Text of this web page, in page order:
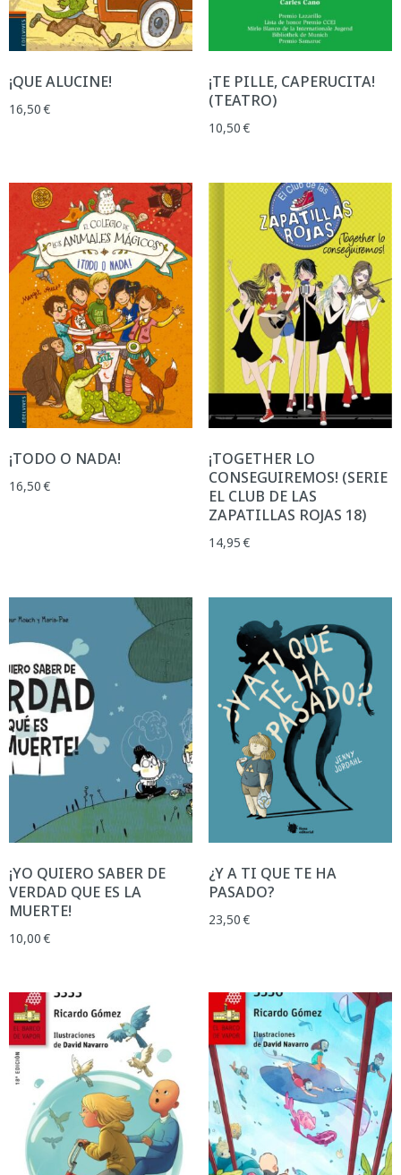
¡QUE ALUCINE!
16,50€
¡TE PILLE, CAPERUCITA!
(TEATRO)
10,50€
¡TODO O NADA!
16,50€
¡TOGETHER LO
CONSEGUIREMOS! (SERIE
EL CLUB DE LAS
ZAPATILLAS ROJAS 18)
14,95€
¡YO QUIERO SABER DE
VERDAD QUE ES LA
MUERTE!
10,00€
¿Y A TI QUE TE HA
PASADO?
23,50€